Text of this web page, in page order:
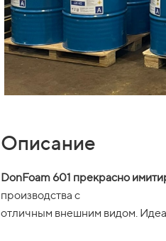
Описание
DonFoam 601 прекрасно
производства с
отличным внешним видом.